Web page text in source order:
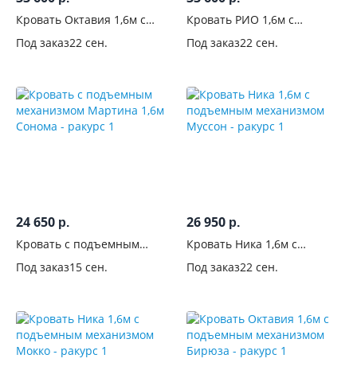
Кровать Октавия 1,6м с
Серый
Под заказ22 сен.
Кровать РИО 1,6м с
Бежевый
Под заказ22 сен.
24 650 р.
Кровать с подъемным
Сонома
Под заказ15 сен.
26 950 р.
Кровать Ника 1,6м с
Муссон
Под заказ22 сен.
см
мест
Односпальные
Двуспальные
155
Размер
места, см
Комната